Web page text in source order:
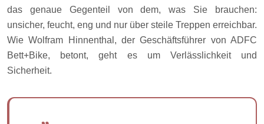
das genaue Gegenteil von dem, was Sie brauchen:
unsicher, feucht, eng und nur über steile Treppen erreichbar.
Wie Wolfram Hinnenthal, der Geschäftsführer von ADFC
Bett+Bike, betont, geht es um Verlässlichkeit und
Sicherheit.